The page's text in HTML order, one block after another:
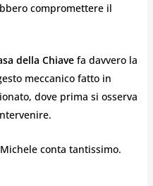
compromettere il
della Chiavefa davvero la
meccanico fatto in
dove prima si osserva
conta tantissimo.